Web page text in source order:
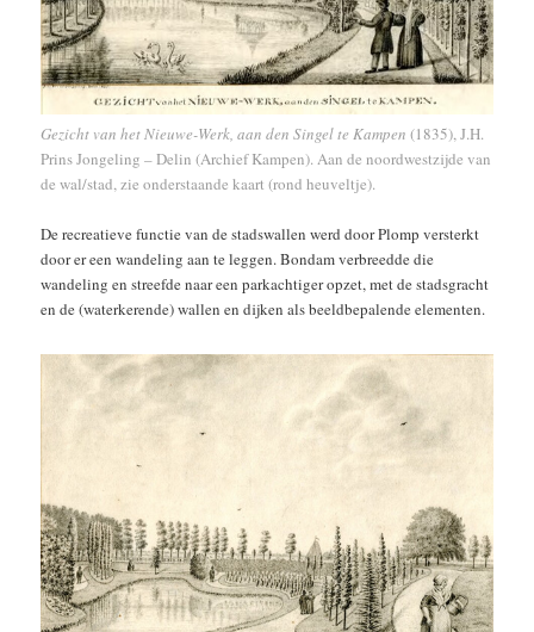
Gezicht van het Nieuwe-Werk, aan den Singel te Kampen (1835), J.H.
Prins Jongeling – Delin (Archief Kampen). Aan de noordwestzijde van
de wal/stad, zie onderstaande kaart (rond heuveltje).
De recreatieve functie van de stadswallen werd door Plomp versterkt
door er een wandeling aan te leggen. Bondam verbreedde die
wandeling en streefde naar een parkachtiger opzet, met de stadsgracht
en de (waterkerende) wallen en dijken als beeldbepalende elementen.